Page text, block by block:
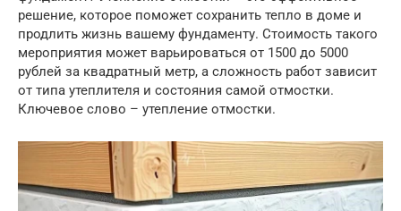
решение, которое поможет сохранить тепло в доме и
продлить жизнь вашему фундаменту. Стоимость такого
мероприятия может варьироваться от 1500 до 5000
рублей за квадратный метр, а сложность работ зависит
от типа утеплителя и состояния самой отмостки.
Ключевое слово – утепление отмостки.